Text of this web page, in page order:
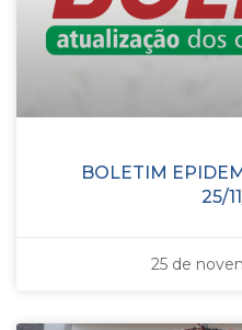
BOLETIM
25/
25 de